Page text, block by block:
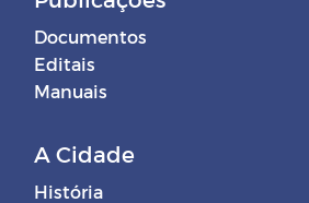
Documentos
Editais
Manuais
A Cidade
História